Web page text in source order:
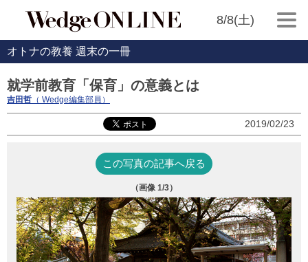
8/8(土)
オトナの教養 週末の一冊
就学前教育「保育」の意義とは
吉田哲 （ Wedge編集部員）
2019/02/23
この写真の記事へ戻る
（画像 1/3）